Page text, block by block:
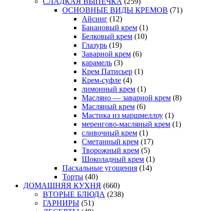
ОСНОВНЫЕ ВИДЫ КРЕМОВ (71)
Айсинг (12)
Банановый крем (1)
Белковый крем (10)
Глазурь (19)
Заварной крем (6)
карамель (3)
Крем Патисьер (1)
Крем-суфле (4)
лимонный крем (1)
Масляно — заварной крем (8)
Масляный крем (6)
Мастика из маршмеллоу (1)
меренгово-масляный крем (1)
сливочный крем (1)
Сметанный крем (17)
Творожный крем (5)
Шоколадный крем (1)
Пасхальные угощения (14)
Торты (40)
ДОМАШНЯЯ КУХНЯ (660)
ВТОРЫЕ БЛЮДА (238)
ГАРНИРЫ (51)